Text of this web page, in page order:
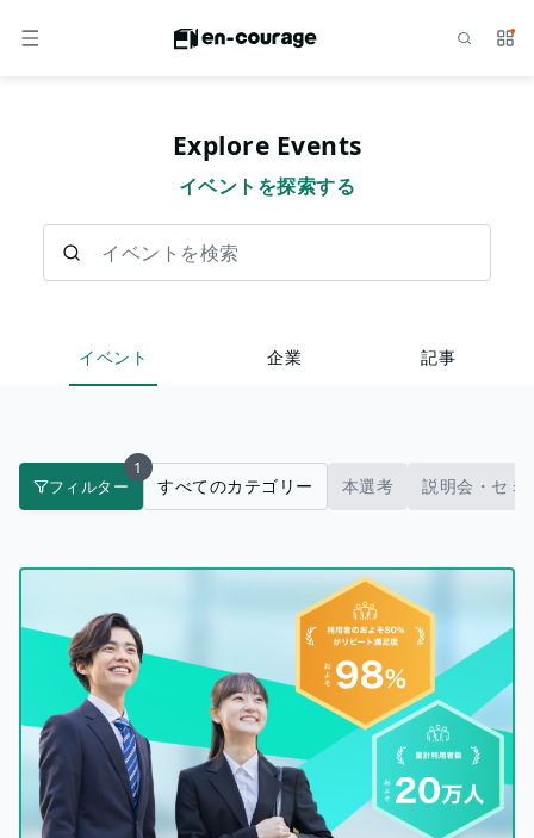
メニュー サ
Explore Events
イベントを探索する
イベント 企業 記事
フィルター
1
すべてのカテゴリー 本選考 説明会・セミ